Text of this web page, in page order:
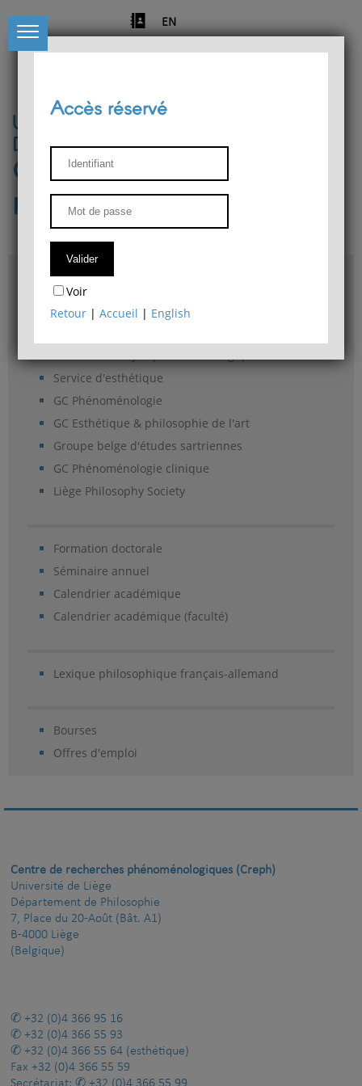
EN
Université de Liège
Département de philosophie
Centre de recherches
phénoménologiques
Accès & plans
Bibliothèque du Département de philosophie
Service d'esthétique
GC Phénoménologie
GC Esthétique & philosophie de l'art
Groupe belge d'études sartriennes
GC Phénoménologie clinique
Liège Philosophy Society
Formation doctorale
Séminaire annuel
Calendrier académique
Calendrier académique (faculté)
Lexique philosophique français-allemand
Bourses
Offres d'emploi
Accès réservé
Voir
Retour |Accueil | English
Centre de recherches phénoménologiques (Creph)
Université de Liège
Département de Philosophie
7, Place du 20-Août (Bât. A1)
B-4000 Liège
(Belgique)
+32 (0)4 366 95 16
+32 (0)4 366 55 93
+32 (0)4 366 55 64 (esthétique)
Fax +32 (0)4 366 55 59